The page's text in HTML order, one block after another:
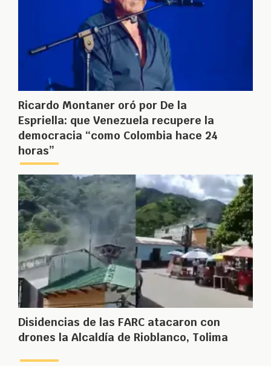
Ricardo Montaner oró por De la
Espriella: que Venezuela recupere la
democracia “como Colombia hace 24
horas”
Disidencias de las FARC atacaron con
drones la Alcaldía de Rioblanco, Tolima